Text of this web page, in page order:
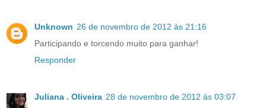
Unknown 26 de novembro de 2012 às 21:16
Participando e torcendo muito para ganhar!
Responder
Juliana . Oliveira 28 de novembro de 2012 às 03:07